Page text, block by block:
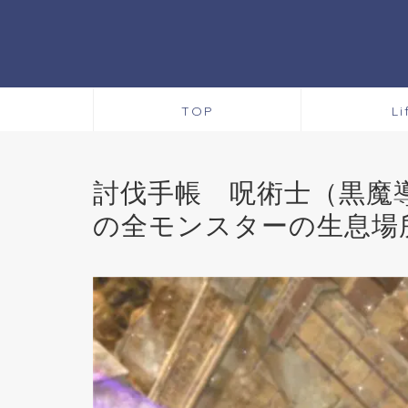
TOP
討伐手帳 呪術士（黒魔
の全モンスターの生息場